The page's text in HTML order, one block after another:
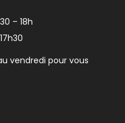
– 18h
vendredi pour vous